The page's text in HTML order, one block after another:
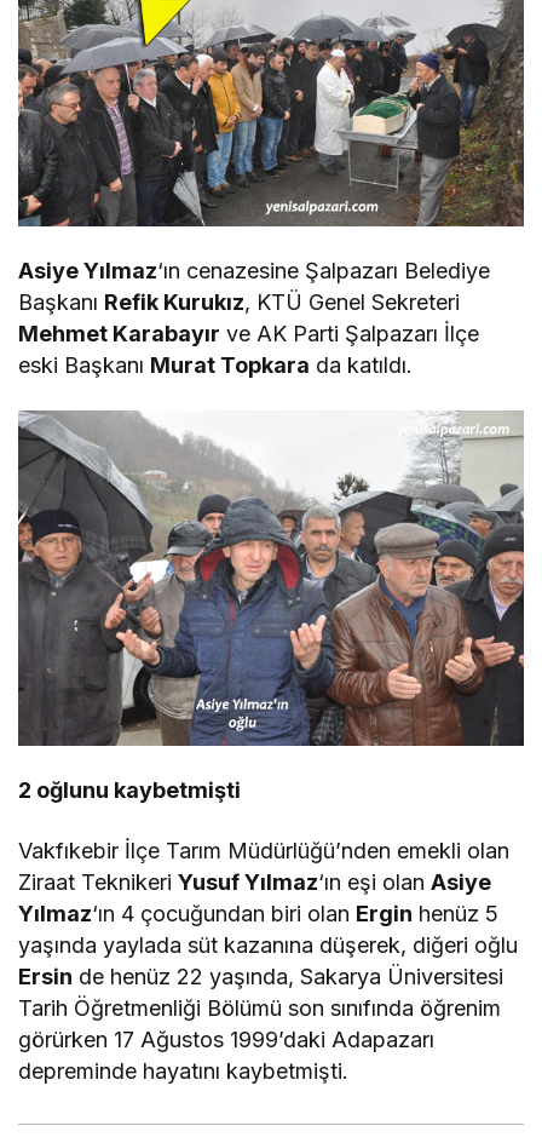
Asiye Yılmaz‘ın cenazesine Şalpazarı Belediye
Başkanı Refik Kurukız, KTÜ Genel Sekreteri
Mehmet Karabayır ve AK Parti Şalpazarı İlçe
eski Başkanı Murat Topkara da katıldı.
2 oğlunu kaybetmişti
Vakfıkebir İlçe Tarım Müdürlüğü’nden emekli olan
Ziraat TeknikeriYusuf Yılmaz‘ın eşi olanAsiye
Yılmaz‘ın 4 çocuğundan biri olan Ergin henüz 5
yaşında yaylada süt kazanına düşerek, diğeri oğlu
Ersin de henüz 22 yaşında, Sakarya Üniversitesi
Tarih Öğretmenliği Bölümü son sınıfında öğrenim
görürken 17 Ağustos 1999’daki Adapazarı
depreminde hayatını kaybetmişti.